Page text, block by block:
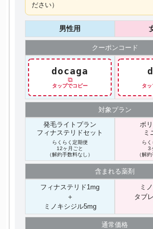
ださい）
男性用
クーポン コード
docaga
⧉
タップでコピー タ
対象プラン
発毛ライトプラン
フィナステリドセット
らくらく定期便
12ヶ月ごと
（解約手数料なし）
ボ
ミ
ら
3
（解
含まれる薬剤
フィナステリド1mg
＋
ミノキシジル5mg
ミ
タブ
通常価格